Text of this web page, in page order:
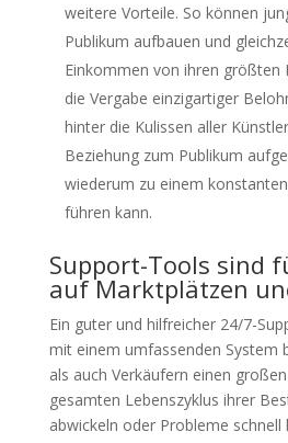
weitere Vorteile. So können
Publikum aufbauen und
Einkommen von ihren größten
die Vergabe einzigartiger
hinter die Kulissen aller
Beziehung zum Publikum
wiederum zu einem
führen kann.
Support-Tools sind
auf Marktplätzen
Ein guter und hilfreicher 24/7-
mit einem umfassenden System
als auch Verkäufern einen
gesamten Lebenszyklus ihrer
abwickeln oder Probleme schnell